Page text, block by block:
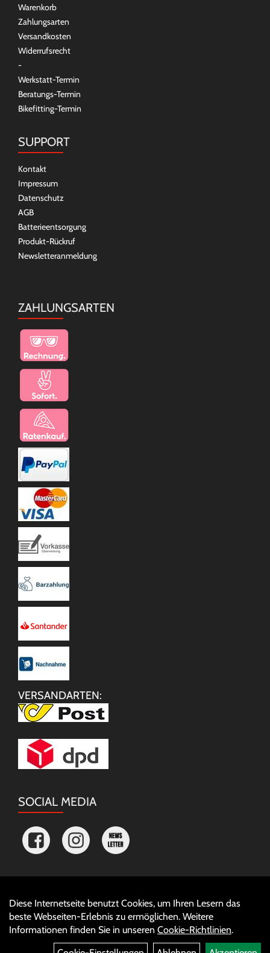
Warenkorb
Zahlungsarten
Versandkosten
Widerrufsrecht
-
Werkstatt-Termin
Beratungs-Termin
Bikefitting-Termin
SUPPORT
Kontakt
Impressum
Datenschutz
AGB
Batterieentsorgung
Produkt-Rückruf
Newsletteranmeldung
ZAHLUNGSARTEN
VERSANDARTEN:
SOCIAL MEDIA
Diese Internetseite benutzt Cookies, um Ihren Lesern das
beste Webseiten-Erlebnis zu ermöglichen. Weitere
Informationen finden Sie in unseren Cookie-Richtlinien.
Auftrag widerrufen